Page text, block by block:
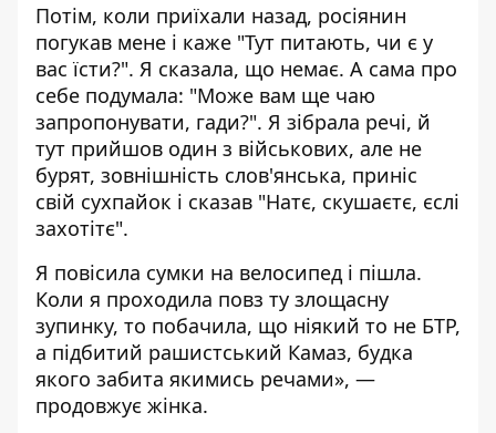
Потім, коли приїхали назад, росіянин
погукав мене і каже "Тут питають, чи є у
вас їсти?". Я сказала, що немає. А сама про
себе подумала: "Може вам ще чаю
запропонувати, гади?". Я зібрала речі, й
тут прийшов один з військових, але не
бурят, зовнішність слов'янська, приніс
свій сухпайок і сказав "Натє, скушаєтє, єслі
захотітє".
Я повісила сумки на велосипед і пішла.
Коли я проходила повз ту злощасну
зупинку, то побачила, що ніякий то не БТР,
а підбитий рашистський Камаз, будка
якого забита якимись речами», —
продовжує жінка.